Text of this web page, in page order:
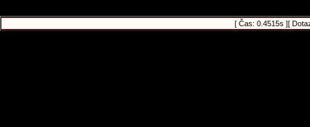
[ Čas: 0.4515s ][